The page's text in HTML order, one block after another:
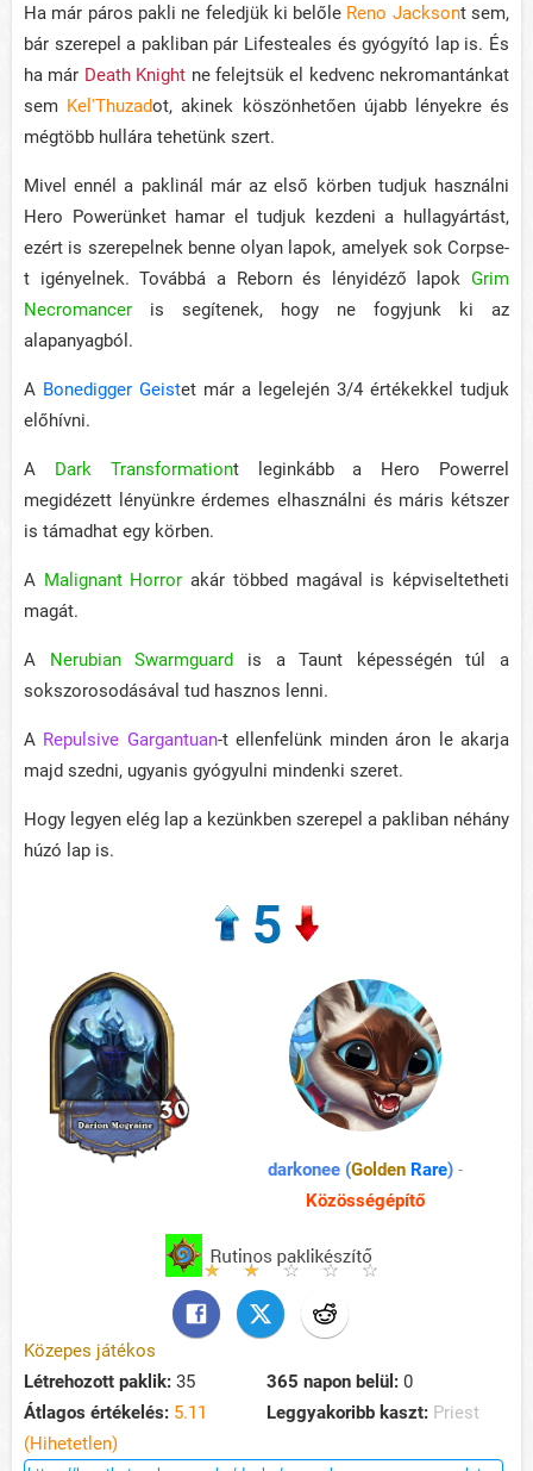
Ha már páros pakli ne feledjük ki belőle Reno Jacksont sem,
bár szerepel a pakliban pár Lifesteales és gyógyító lap is. És
ha már Death Knight ne felejtsük el kedvenc nekromantánkat
sem Kel'Thuzadot, akinek köszönhetően újabb lényekre és
mégtöbb hullára tehetünk szert.
Mivel ennél a paklinál már az első körben tudjuk használni
Hero Powerünket hamar el tudjuk kezdeni a hullagyártást,
ezért is szerepelnek benne olyan lapok, amelyek sok Corpse-
t igényelnek. Továbbá a Reborn és lényidéző lapok Grim
Necromancer is segítenek, hogy ne fogyjunk ki az
alapanyagból.
A Bonedigger Geistet már a legelején 3/4 értékekkel tudjuk
előhívni.
A Dark Transformationt leginkább a Hero Powerrel
megidézett lényünkre érdemes elhasználni és máris kétszer
is támadhat egy körben.
A Malignant Horror akár többed magával is képviseltetheti
magát.
A Nerubian Swarmguard is a Taunt képességén túl a
sokszorosodásával tud hasznos lenni.
A Repulsive Gargantuan-t ellenfelünk minden áron le akarja
majd szedni, ugyanis gyógyulni mindenki szeret.
Hogy legyen elég lap a kezünkben szerepel a pakliban néhány
húzó lap is.
5
darkonee (Golden Rare)-
Közösségépítő
Közepes játékos
Létrehozott paklik: 35 365 napon belül: 0
Átlagos értékelés: 5.11
(Hihetetlen)
Leggyakoribb kaszt: Priest